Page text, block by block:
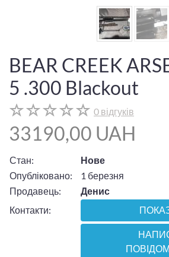
BEAR CREEK
5 .300 Blackout
0 відгуків
33190,00 UAH
Стан:
Нове
Опубліковано:
1 березня
Продавець:
Денис
Контакти: